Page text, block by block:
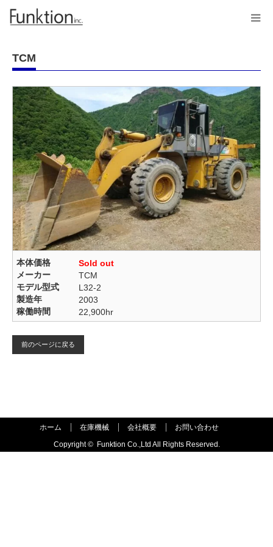
TCM
本体価格
Sold out
メーカー
TCM
モデル型式
L32-2
製造年
2003
稼働時間
22,900hr
前のページに戻る
ホーム 在庫機械 会社概要
お問い合わせ
Copyright © Funktion Co.,Ltd All Rights Reserved.